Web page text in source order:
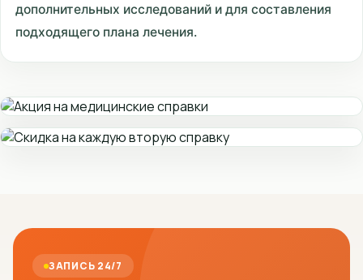
дополнительных исследований и для составления
подходящего плана лечения.
ЗАПИСЬ 24/7